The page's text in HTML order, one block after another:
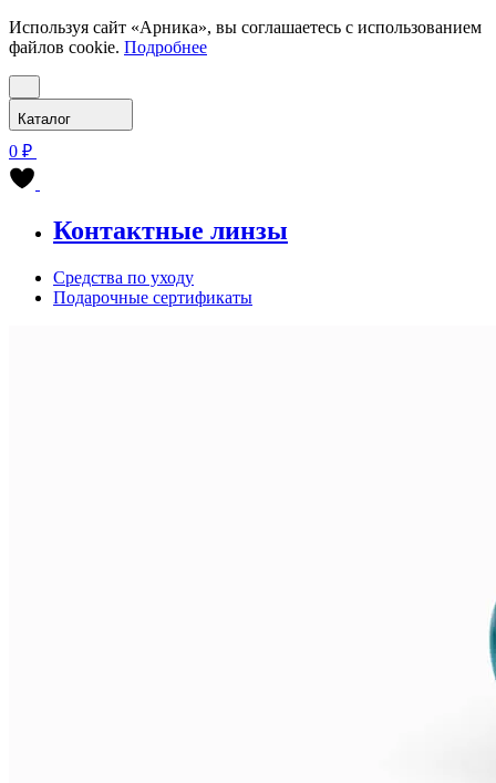
Используя сайт «Арника», вы соглашаетесь с использованием
файлов cookie. Подробнее
Каталог
0 ₽
Контактные линзы
Средства по уходу
Подарочные сертификаты